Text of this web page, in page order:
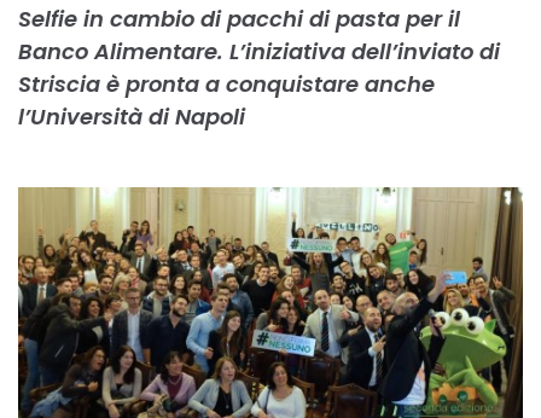
Selfie in cambio di pacchi di pasta per il
Banco Alimentare. L’iniziativa dell’inviato di
Striscia è pronta a conquistare anche
l’Università di Napoli